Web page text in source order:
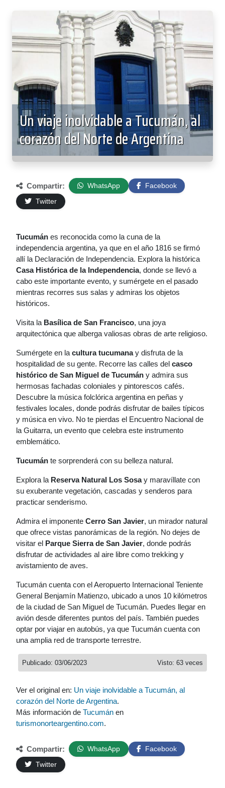
Un viaje inolvidable a Tucumán, al
corazón del Norte de Argentina
Compartir: WhatsApp
Facebook
Twitter
Tucumán es reconocida como la cuna de la
independencia argentina, ya que en el año 1816 se firmó
allí la Declaración de Independencia. Explora la histórica
Casa Histórica de la Independencia, donde se llevó a
cabo este importante evento, y sumérgete en el pasado
mientras recorres sus salas y admiras los objetos
históricos.
Visita la Basílica de San Francisco, una joya
arquitectónica que alberga valiosas obras de arte religioso.
Sumérgete en la cultura tucumanay disfruta de la
hospitalidad de su gente. Recorre las calles del casco
histórico de San Miguel de Tucumán y admira sus
hermosas fachadas coloniales y pintorescos cafés.
Descubre la música folclórica argentina en peñas y
festivales locales, donde podrás disfrutar de bailes típicos
y música en vivo. No te pierdas el Encuentro Nacional de
la Guitarra, un evento que celebra este instrumento
emblemático.
Tucumán te sorprenderá con su belleza natural.
Explora la Reserva Natural Los Sosay maravíllate con
su exuberante vegetación, cascadas y senderos para
practicar senderismo.
Admira el imponente Cerro San Javier, un mirador natural
que ofrece vistas panorámicas de la región. No dejes de
visitar el Parque Sierra de San Javier, donde podrás
disfrutar de actividades al aire libre como trekking y
avistamiento de aves.
Tucumán cuenta con el Aeropuerto Internacional Teniente
General Benjamín Matienzo, ubicado a unos 10 kilómetros
de la ciudad de San Miguel de Tucumán. Puedes llegar en
avión desde diferentes puntos del país. También puedes
optar por viajar en autobús, ya que Tucumán cuenta con
una amplia red de transporte terrestre.
Visto: 63 veces
Publicado: 03/06/2023
Ver el original en: Un viaje inolvidable a Tucumán, al
corazón del Norte de Argentina.
Más información de Tucumán en
turismonorteargentino.com.
Compartir: WhatsApp
Facebook
Twitter